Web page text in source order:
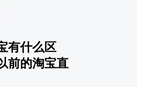
有什么区
前的淘宝直